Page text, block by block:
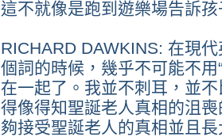
這不就像是跑到遊樂場告訴
RICHARD DAWKINS: 在現
個詞的時候，幾乎不可能不
在一起了。我並不刺耳，並
得像得知聖誕老人真相的沮
夠接受聖誕老人的真相並且